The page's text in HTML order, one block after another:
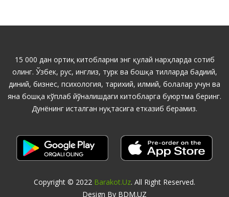
15 000 дан ортиқ китобларни энг қулай нарҳларда сотиб
олинг. Ўзбек, рус, инглиз, турк ва бошқа тилларда бадиий,
диний, бизнес, психология, тарихий, илмий, болалар учун ва
яна бошқа кўплаб йўналишдаги китобларга буюртма беринг.
Дунёнинг исталган нуқтасига етказиб берамиз.
Copyright © 2022 Barakot.uz. All Right Reserved.
Design By BDM.UZ